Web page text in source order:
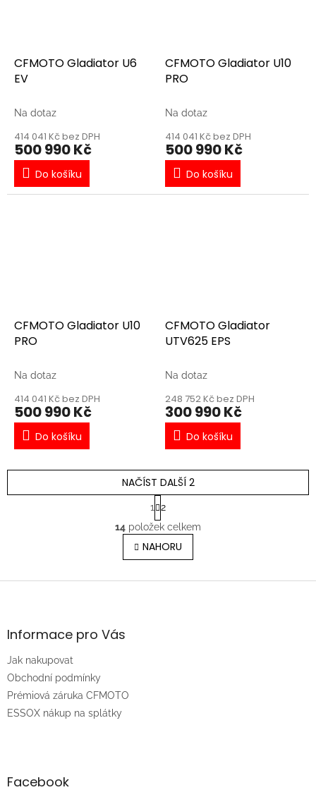
CFMOTO Gladiator U6
EV
Na dotaz
414 041 Kč bez DPH
500 990 Kč
Do košíku
CFMOTO Gladiator U10
PRO
Na dotaz
414 041 Kč bez DPH
500 990 Kč
Do košíku
CFMOTO Gladiator U10
PRO
Na dotaz
414 041 Kč bez DPH
500 990 Kč
Do košíku
CFMOTO Gladiator
UTV625 EPS
Na dotaz
248 752 Kč bez DPH
300 990 Kč
Do košíku
O
v
l
á
NAČÍST DALŠÍ 2
S
t
r
á
n
k
v
1 2
14 položek celkem
NAHORU
Z
aInformace pro Vás
Jak nakupovat
Obchodní podmínky
Prémiová záruka CFMOTO
ESSOX nákup na splátky
Facebook